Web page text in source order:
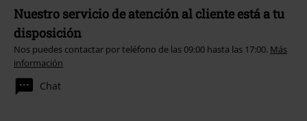
Nuestro servicio de atención al cliente está a tu
disposición
Nos puedes contactar por teléfono de las 09:00 hasta las 17:00. Más
información
Chat